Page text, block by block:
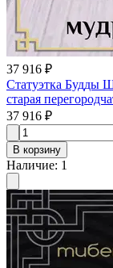
37 916 ₽
Статуэтка Будды
старая
37 916 ₽
В корзину
Наличие: 1